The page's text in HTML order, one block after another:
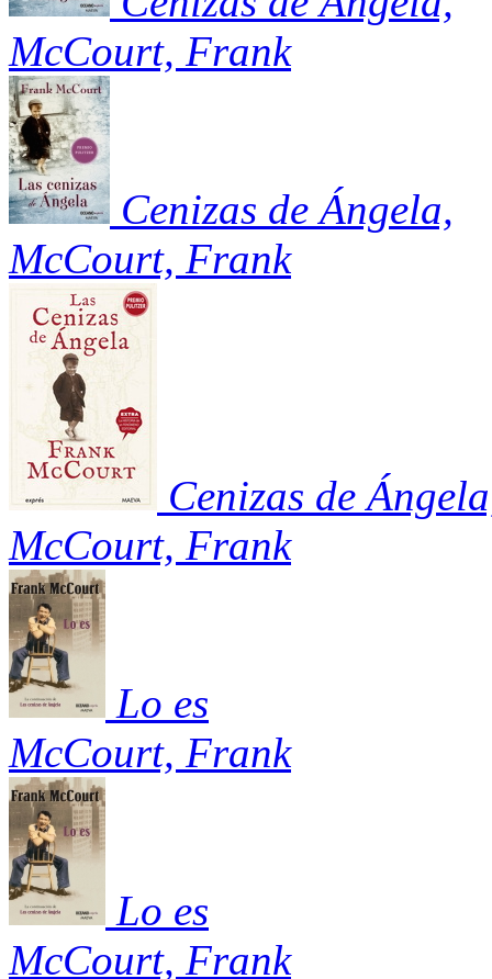
McCourt, Frank
Cenizas de Ángela,
McCourt, Frank
Cenizas de
McCourt, Frank
Lo es
McCourt, Frank
Lo es
McCourt, Frank